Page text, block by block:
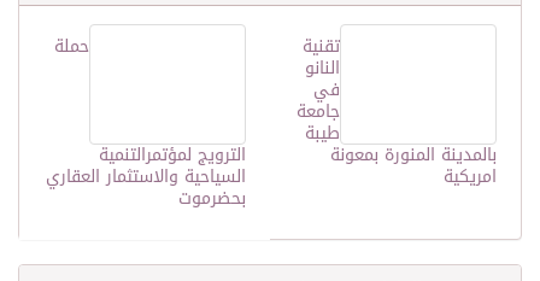
حملة
الترويج لمؤتمرالتنمية
السياحية والاستثمار العقاري
بحضرموت
تقنية
النانو
في
جامعة
طيبة
بالمدينة المنورة بمعونة
امريكية